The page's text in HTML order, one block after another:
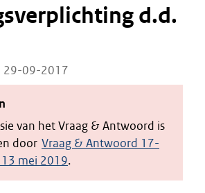
d.d.
29-09-2017
van het Vraag & Antwoord is
door Vraag & Antwoord 17-
mei 2019.